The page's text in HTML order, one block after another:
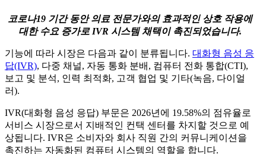
코로나19 기간 동안 의료 전문가와의 효과적인 상호 작용에
대한 수요 증가로 IVR 시스템 채택이 촉진되었습니다.
기능에 따라 시장은 다음과 같이 분류됩니다. 대화형 음성 응
답(IVR), 다중 채널, 자동 통화 분배, 컴퓨터 전화 통합(CTI),
보고 및 분석, 인력 최적화, 고객 협업 및 기타(녹음, 다이얼
러).
IVR(대화형 음성 응답) 부문은 2026년에 19.58%의 점유율로
서비스 시장으로서 지배적인 컨택 센터를 차지할 것으로 예
상됩니다. IVR은 소비자와 회사 직원 간의 커뮤니케이션을
촉진하는 자동화된 컴퓨터 시스템의 역할을 합니다.